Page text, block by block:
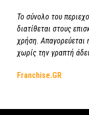
Το σύνολο του
διατίθεται στους
χρήση. Απαγορεύεται
χωρίς την γραπτή
Franchise.GR